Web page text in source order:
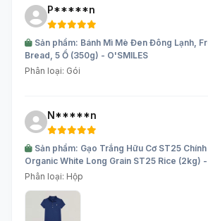
P*****n
Sản phẩm: Bánh Mì Mè Đen Đông Lạnh,
Bread, 5 Ổ (350g) - O'SMILES
Phân loại: Gói
N*****n
Sản phẩm: Gạo Trắng Hữu Cơ ST25 Chính
Organic White Long Grain ST25 Rice (2kg) -
Phân loại: Hộp